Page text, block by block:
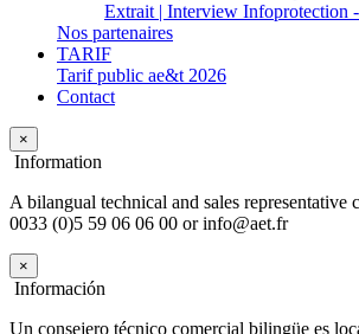
Extrait | Interview Infoprotection
Nos partenaires
TARIF
Tarif public ae&t 2026
Contact
×
Information
A bilangual technical and sales representative
0033 (0)5 59 06 06 00 or info@aet.fr
×
Información
Un consejero técnico comercial bilingüe es